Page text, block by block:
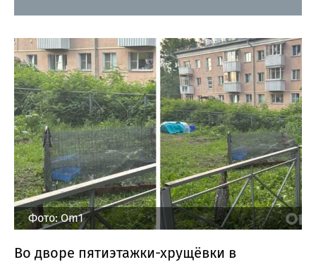
Фото: Om1
Во дворе пятиэтажки-хрущёвки в